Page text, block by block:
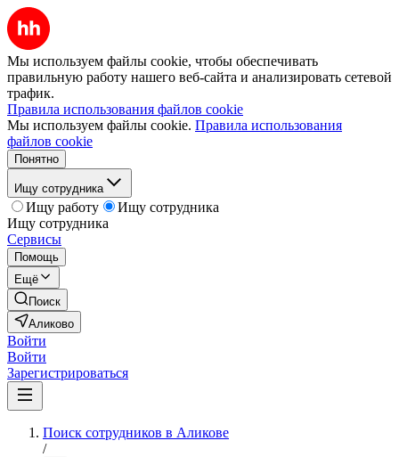
Мы используем файлы cookie, чтобы обеспечивать
правильную работу нашего веб-сайта и анализировать сетевой
трафик.
Правила использования файлов cookie
Мы используем файлы cookie. Правила использования
файлов cookie
Понятно
Ищу сотрудника
Ищу работу
Ищу сотрудника
Ищу сотрудника
Сервисы
Помощь
Ещё
Поиск
Аликово
Войти
Войти
Зарегистрироваться
Поиск сотрудников в Аликове
/